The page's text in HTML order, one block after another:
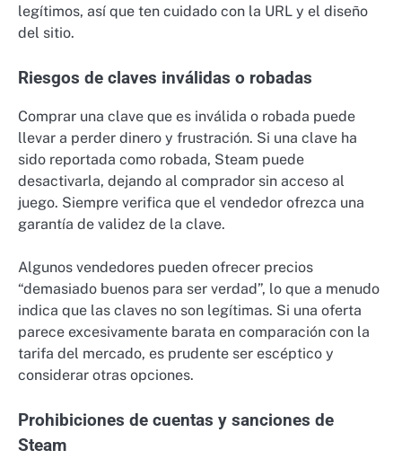
legítimos, así que ten cuidado con la URL y el diseño
del sitio.
Riesgos de claves inválidas o robadas
Comprar una clave que es inválida o robada puede
llevar a perder dinero y frustración. Si una clave ha
sido reportada como robada, Steam puede
desactivarla, dejando al comprador sin acceso al
juego. Siempre verifica que el vendedor ofrezca una
garantía de validez de la clave.
Algunos vendedores pueden ofrecer precios
“demasiado buenos para ser verdad”, lo que a menudo
indica que las claves no son legítimas. Si una oferta
parece excesivamente barata en comparación con la
tarifa del mercado, es prudente ser escéptico y
considerar otras opciones.
Prohibiciones de cuentas y sanciones de
Steam